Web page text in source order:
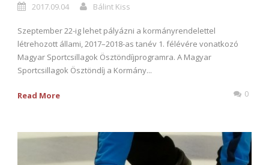
2017.09.04 Bálint Kiss
Szeptember 22-ig lehet pályázni a kormányrendelettel
létrehozott állami, 2017–2018-as tanév 1. félévére vonatkozó
Magyar Sportcsillagok Ösztöndíjprogramra. A Magyar
Sportcsillagok Ösztöndíj a Kormány...
Read More 0